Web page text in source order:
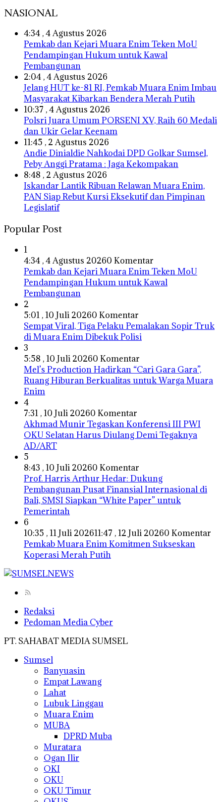
NASIONAL
4:34 , 4 Agustus 2026
Pemkab dan Kejari Muara Enim Teken MoU
Pendampingan Hukum untuk Kawal
Pembangunan
2:04 , 4 Agustus 2026
Jelang HUT ke-81 RI, Pemkab Muara Enim Imbau
Masyarakat Kibarkan Bendera Merah Putih
10:37 , 4 Agustus 2026
Polsri Juara Umum PORSENI XV, Raih 60 Medali
dan Ukir Gelar Keenam
11:45 , 2 Agustus 2026
Andie Dinialdie Nahkodai DPD Golkar Sumsel,
Peby Anggi Pratama : Jaga Kekompakan
8:48 , 2 Agustus 2026
Iskandar Lantik Ribuan Relawan Muara Enim,
PAN Siap Rebut Kursi Eksekutif dan Pimpinan
Legislatif
Popular Post
1
4:34 , 4 Agustus 20260 Komentar
Pemkab dan Kejari Muara Enim Teken MoU
Pendampingan Hukum untuk Kawal
Pembangunan
2
5:01 , 10 Juli 20260 Komentar
Sempat Viral, Tiga Pelaku Pemalakan Sopir Truk
di Muara Enim Dibekuk Polisi
3
5:58 , 10 Juli 20260 Komentar
Mel’s Production Hadirkan “Cari Gara Gara”,
Ruang Hiburan Berkualitas untuk Warga Muara
Enim
4
7:31 , 10 Juli 20260 Komentar
Akhmad Munir Tegaskan Konferensi III PWI
OKU Selatan Harus Diulang Demi Tegaknya
AD/ART
5
8:43 , 10 Juli 20260 Komentar
Prof. Harris Arthur Hedar: Dukung
Pembangunan Pusat Finansial Internasional di
Bali, SMSI Siapkan “White Paper” untuk
Pemerintah
6
10:35 , 11 Juli 202611:47 , 12 Juli 20260 Komentar
Pemkab Muara Enim Komitmen Sukseskan
Koperasi Merah Putih
Redaksi
Pedoman Media Cyber
PT. SAHABAT MEDIA SUMSEL
Sumsel
Banyuasin
Empat Lawang
Lahat
Lubuk Linggau
Muara Enim
MUBA
DPRD Muba
Muratara
Ogan Ilir
OKI
OKU
OKU Timur